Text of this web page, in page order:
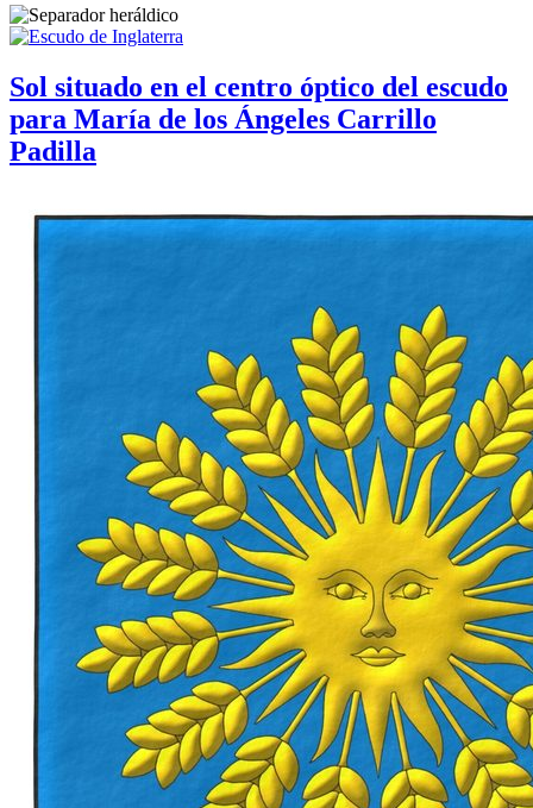
Sol situado en el centro óptico del escudo
para María de los Ángeles Carrillo
Padilla